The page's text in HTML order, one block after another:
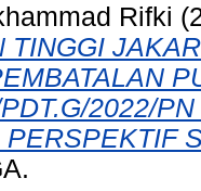
Rifki
TINGGI
2022/